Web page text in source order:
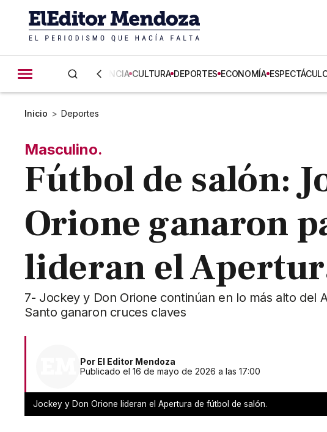
CIENCIA CULTURA DEPORTES ECONOMÍA
Inicio > Deportes
Masculino.
Fútbol de salón:
Orione ganaron
lideran el
7- Jockey y Don Orione continúan en lo más alto del
Santo ganaron cruces claves
Por El Editor Mendoza
Publicado el 16 de mayo de 2026 a las 17:00
Jockey y Don Orione lideran el Apertura de fútbol de salón.